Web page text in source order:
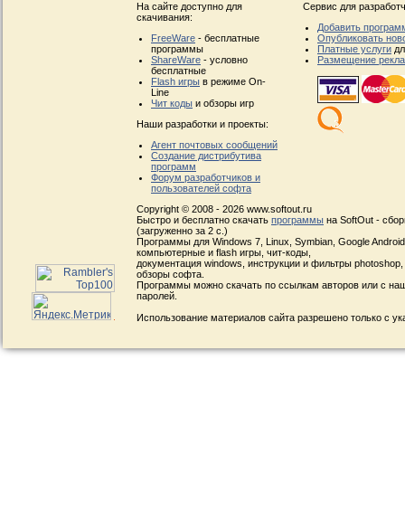
На сайте доступно для
скачивания:
FreeWare - бесплатные
программы
ShareWare - условно
бесплатные
Flash игры в режиме On-
Line
Чит коды и обзоры игр
Наши разработки и проекты:
Агент почтовых сообщений
Создание дистрибутива
программ
Форум разработчиков и
пользователей софта
Сервис для
Добавить
Опубликовать
Платные услуги
Размещение
Copyright © 2008 - 2026 www.softout.ru
Быстро и бесплатно скачать программы на SoftOut -
(загруженно за 2 с.)
Программы для Windows 7, Linux, Symbian, Google
компьютерные и flash игры, чит-коды,
документация windows, инструкции и фильтры
обзоры софта.
Программы можно скачать по ссылкам авторов или с
паролей.
Использование материалов сайта разрешено только с